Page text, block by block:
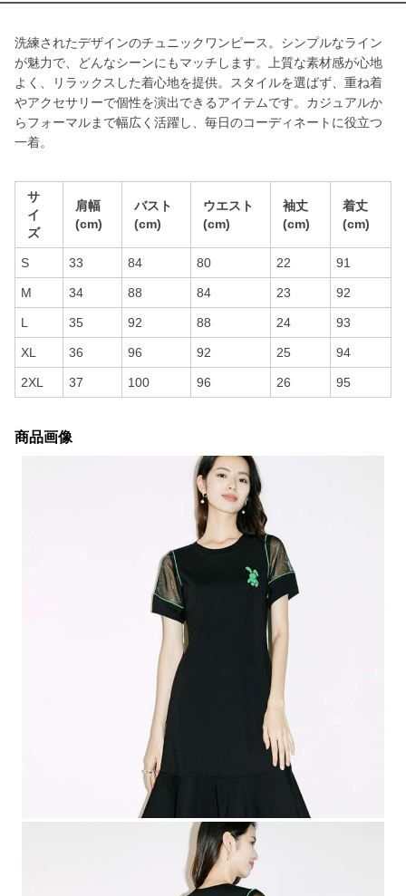
洗練されたデザインのチュニックワンピース。シンプルなライン
が魅力で、どんなシーンにもマッチします。上質な素材感が心地
よく、リラックスした着心地を提供。スタイルを選ばず、重ね着
やアクセサリーで個性を演出できるアイテムです。カジュアルか
らフォーマルまで幅広く活躍し、毎日のコーディネートに役立つ
一着。
サ
イ
ズ
肩幅
(cm)
バスト
(cm)
ウエスト
(cm)
袖丈
(cm)
着丈
(cm)
S 33 84 80 22 91
M 34 88 84 23 92
L 35 92 88 24 93
XL 36 96 92 25 94
2XL 37 100 96 26 95
商品画像